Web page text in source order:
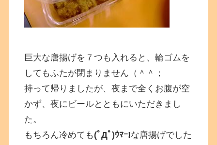
巨大な唐揚げを７つも入れると、輪ゴムを
してもふたが閉まりません（＾＾；
持って帰りましたが、夜まで全くお腹が空
かず、夜にビールとともにいただきまし
た。
もちろん冷めても (ﾟДﾟ)ｳﾏｰ!な唐揚げでした